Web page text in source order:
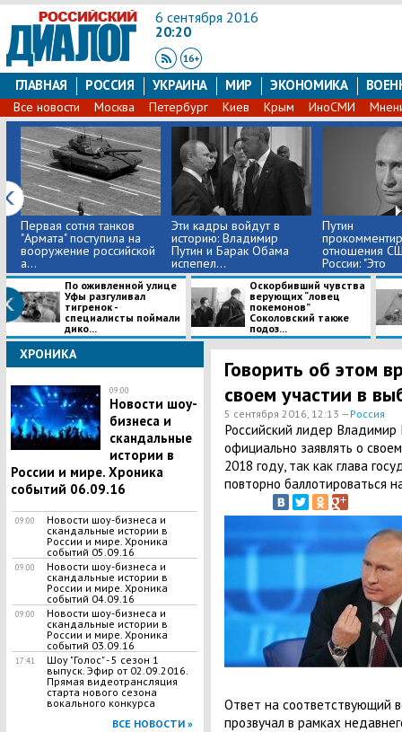
6 сентября 2016
20:20
ГЛАВНАЯ РОССИЯ УКРАИНА МИР ЭКОНОМИКА
Все новости Москва Петербург Киев Крым ИноСМИ
Первая сотня танков
"Армата" поступила на
вооружение российской
а...
Эти кадры войдут в
историю: Владимир
Путин и Барак Обама
испепел...
Путин
отношения
России: "Это
ненормально,
По оживленной улице
Уфы разгуливал
тигренок -
специалисты поймали
дико...
Оскорбивший чувства
верующих “ловец
покемонов”
Соколовский также
подоз...
ХРОНИКА
09:00
Новости шоу-
бизнеса и
скандальные
истории в
России и мире. Хроника
событий 06.09.16
09:00
Новости шоу-бизнеса и
скандальные истории в
России и мире. Хроника
событий 05.09.16
09:00
Новости шоу-бизнеса и
скандальные истории в
России и мире. Хроника
событий 04.09.16
09:00
Новости шоу-бизнеса и
скандальные истории в
России и мире. Хроника
событий 03.09.16
17:41
Шоу "Голос" - 5 сезон 1
выпуск. Эфир от 02.09.2016.
Прямая видеотрансляция
старта нового сезона
вокального конкурса
ВСЕ НОВОСТИ »
Говорить об этом
своем участии в
5 сентября 2016, 12:13 —Россия
Российский лидер
официально заявлять о
2018 году, так как глава
повторно баллотироваться
Ответ на соответствующий
прозвучал в рамках